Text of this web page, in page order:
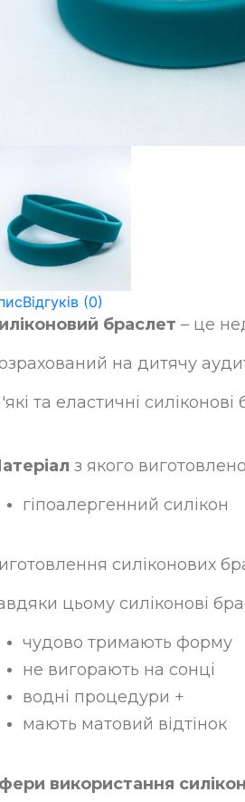
Відгуків (0)
браслет – це
на дитячу
та еластичні
з якого
гіпоалергенний силікон
силіконових
цьому силіконові
чудово тримають форму
не вигорають на сонці
водні процедури +
мають матовий відтінок
використання